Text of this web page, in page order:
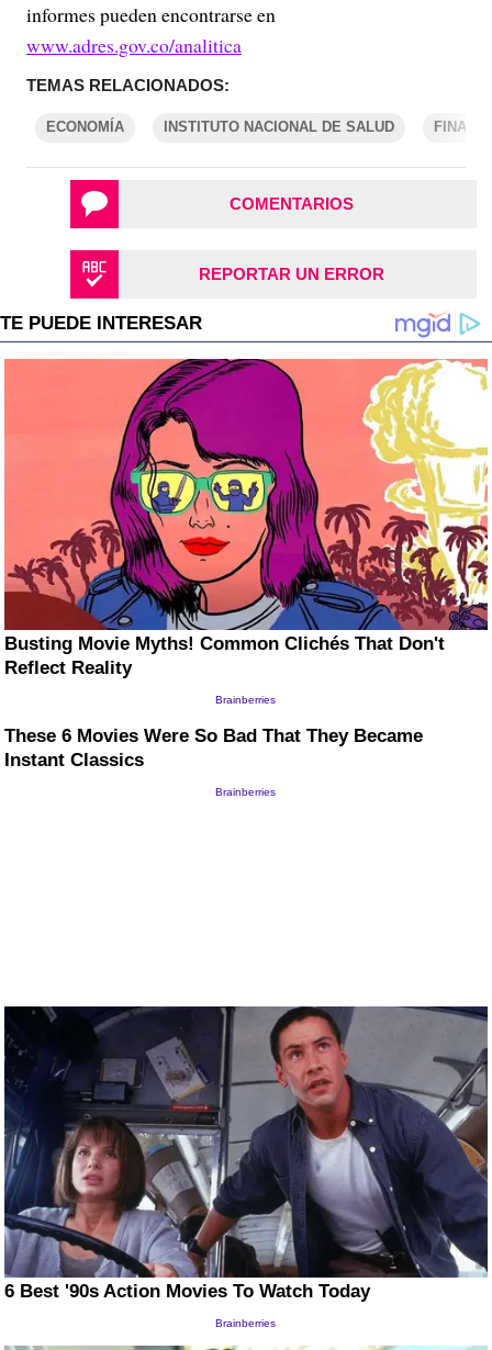
informes pueden encontrarse en
www.adres.gov.co/analitica
TEMAS RELACIONADOS:
ECONOMÍA INSTITUTO NACIONAL DE SALUD
COMENTARIOS
REPORTAR UN ERROR